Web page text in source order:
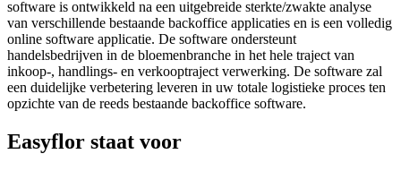
software is ontwikkeld na een uitgebreide sterkte/zwakte analyse
van verschillende bestaande backoffice applicaties en is een volledig
online software applicatie. De software ondersteunt
handelsbedrijven in de bloemenbranche in het hele traject van
inkoop-, handlings- en verkooptraject verwerking. De software zal
een duidelijke verbetering leveren in uw totale logistieke proces ten
opzichte van de reeds bestaande backoffice software.
Easyflor staat voor